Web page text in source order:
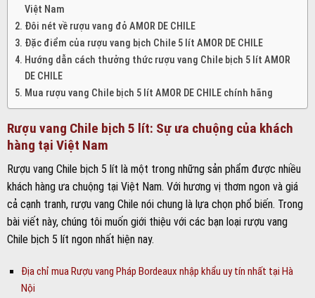
Việt Nam
Đôi nét về rượu vang đỏ AMOR DE CHILE
Đặc điểm của rượu vang bịch Chile 5 lít AMOR DE CHILE
Hướng dẫn cách thưởng thức rượu vang Chile bịch 5 lít AMOR
DE CHILE
Mua rượu vang Chile bịch 5 lít AMOR DE CHILE chính hãng
Rượu vang Chile bịch 5 lít: Sự ưa chuộng của khách
hàng tại Việt Nam
Rượu vang Chile bịch 5 lít là một trong những sản phẩm được nhiều
khách hàng ưa chuộng tại Việt Nam. Với hương vị thơm ngon và giá
cả cạnh tranh, rượu vang Chile nói chung là lựa chọn phổ biến. Trong
bài viết này, chúng tôi muốn giới thiệu với các bạn loại rượu vang
Chile bịch 5 lít ngon nhất hiện nay.
Địa chỉ mua Rượu vang Pháp Bordeaux nhập khẩu uy tín nhất tại Hà
Nội